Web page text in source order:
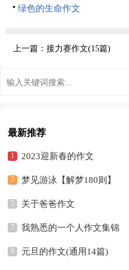
绿色的生命作文
上一篇： 接力赛作文(15篇)
最新推荐
2023迎新春的作文
梦见游泳【解梦180则】
关于爸爸作文
我熟悉的一个人作文集锦
15篇元旦的作文(通用14篇)